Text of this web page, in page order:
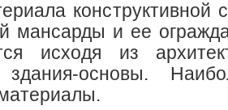
мансарды и ее
исходя из
здания-основы.